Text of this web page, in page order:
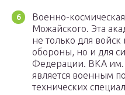
Военно-
Можайского. Эта
не только для
обороны, но и для
Федерации. ВКА им.
является военным
технических